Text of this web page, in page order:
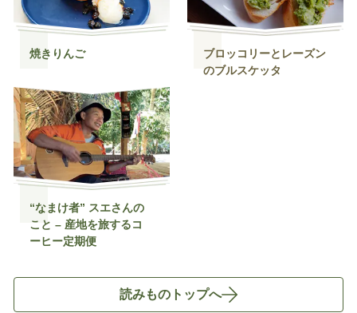
焼きりんご
ブロッコリーとレーズン
のブルスケッタ
“なまけ者” スエさんの
こと – 産地を旅するコ
ーヒー定期便
読みものトップへ